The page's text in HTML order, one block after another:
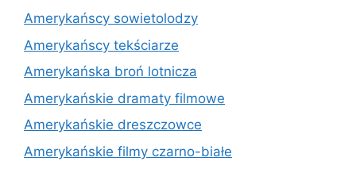
Amerykańscy sowietolodzy
Amerykańscy tekściarze
Amerykańska broń lotnicza
Amerykańskie dramaty filmowe
Amerykańskie dreszczowce
Amerykańskie filmy czarno-białe